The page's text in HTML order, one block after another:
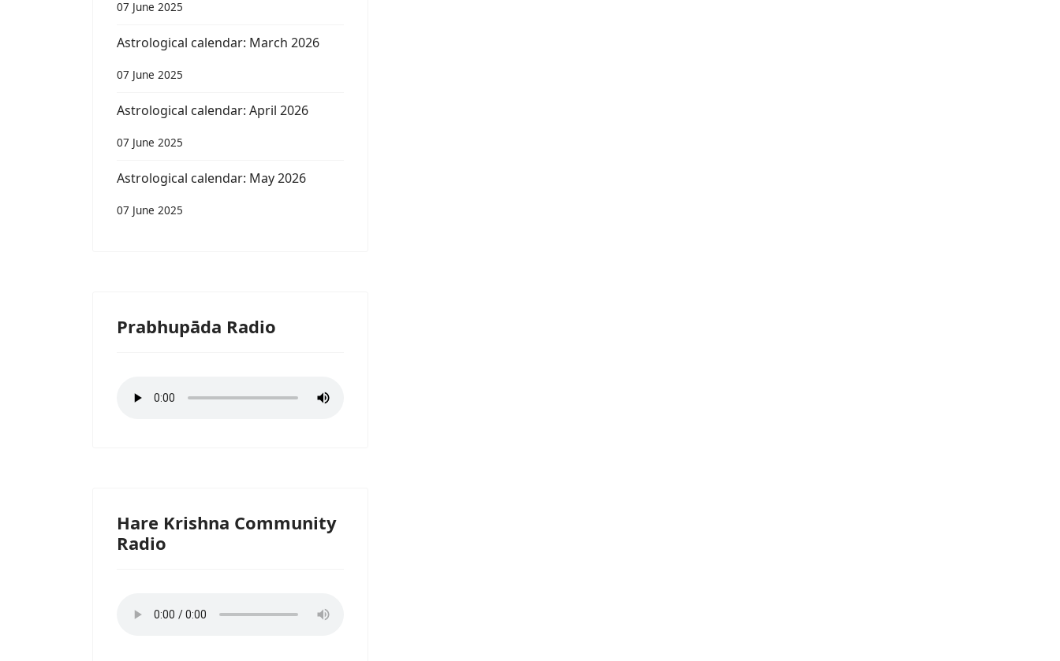
07 June 2025
Astrological calendar: March 2026
07 June 2025
Astrological calendar: April 2026
07 June 2025
Astrological calendar: May 2026
07 June 2025
Prabhupāda Radio
Hare Krishna Community
Radio